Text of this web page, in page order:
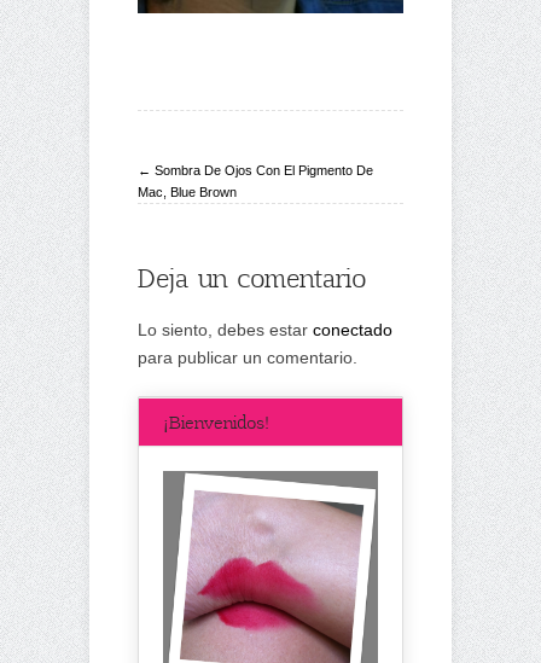
← Sombra De Ojos Con El Pigmento De
Mac, Blue Brown
Deja un comentario
Lo siento, debes estar conectado
para publicar un comentario.
¡Bienvenidos!